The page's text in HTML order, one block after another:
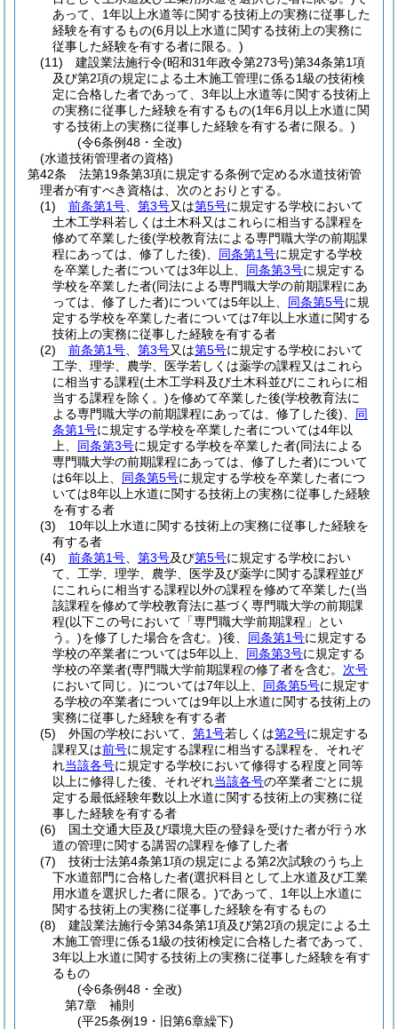
あって、1年以上水道等に関する技術上の実務に従事した
経験を有するもの(6月以上水道に関する技術上の実務に
従事した経験を有する者に限る。)
(11)
建設業法施行令(昭和31年政令第273号)第34条第1項
及び第2項の規定による土木施工管理に係る1級の技術検
定に合格した者であって、3年以上水道等に関する技術上
の実務に従事した経験を有するもの(1年6月以上水道に関
する技術上の実務に従事した経験を有する者に限る。)
(令6条例48・全改)
(水道技術管理者の資格)
第42条
法第19条第3項に規定する条例で定める水道技術管
理者が有すべき資格は、次のとおりとする。
(1)
前条第1号 第3号又は第5号に規定する学校において
土木工学科若しくは土木科又はこれらに相当する課程を
修めて卒業した後(学校教育法による専門職大学の前期課
程にあっては、修了した後)
同条第1号に規定する学校
を卒業した者については3年以上、 同条第3号に規定する
学校を卒業した者(同法による専門職大学の前期課程にあ
っては、修了した者)については5年以上、 同条第5号に規
定する学校を卒業した者については7年以上水道に関する
技術上の実務に従事した経験を有する者
(2)
前条第1号 第3号又は第5号に規定する学校において
工学、理学、農学、医学若しくは薬学の課程又はこれら
に相当する課程(土木工学科及び土木科並びにこれらに相
当する課程を除く。)を修めて卒業した後(学校教育法に
よる専門職大学の前期課程にあっては、修了した後)
同
条第1号に規定する学校を卒業した者については4年以
上、 同条第3号に規定する学校を卒業した者(同法による
専門職大学の前期課程にあっては、修了した者)について
は6年以上、 同条第5号に規定する学校を卒業した者につ
いては8年以上水道に関する技術上の実務に従事した経験
を有する者
(3)
10年以上水道に関する技術上の実務に従事した経験を
有する者
(4)
前条第1号 第3号及び第5号に規定する学校におい
て、工学、理学、農学、医学及び薬学に関する課程並び
にこれらに相当する課程以外の課程を修めて卒業した(当
該課程を修めて学校教育法に基づく専門職大学の前期課
程(以下この号において「専門職大学前期課程」とい
う。)を修了した場合を含む。)後、 同条第1号に規定する
学校の卒業者については5年以上、 同条第3号に規定する
学校の卒業者(専門職大学前期課程の修了者を含む。 次号
において同じ。)については7年以上、 同条第5号に規定す
る学校の卒業者については9年以上水道に関する技術上の
実務に従事した経験を有する者
(5)
外国の学校において、 第1号若しくは第2号に規定する
課程又は前号に規定する課程に相当する課程を、それぞ
れ当該各号に規定する学校において修得する程度と同等
以上に修得した後、それぞれ当該各号の卒業者ごとに規
定する最低経験年数以上水道に関する技術上の実務に従
事した経験を有する者
(6)
国土交通大臣及び環境大臣の登録を受けた者が行う水
道の管理に関する講習の課程を修了した者
(7)
技術士法第4条第1項の規定による第2次試験のうち上
下水道部門に合格した者(選択科目として上水道及び工業
用水道を選択した者に限る。)であって、1年以上水道に
関する技術上の実務に従事した経験を有するもの
(8)
建設業法施行令第34条第1項及び第2項の規定による土
木施工管理に係る1級の技術検定に合格した者であって、
3年以上水道に関する技術上の実務に従事した経験を有す
るもの
(令6条例48・全改)
第7章
補則
(平25条例19・旧第6章繰下)